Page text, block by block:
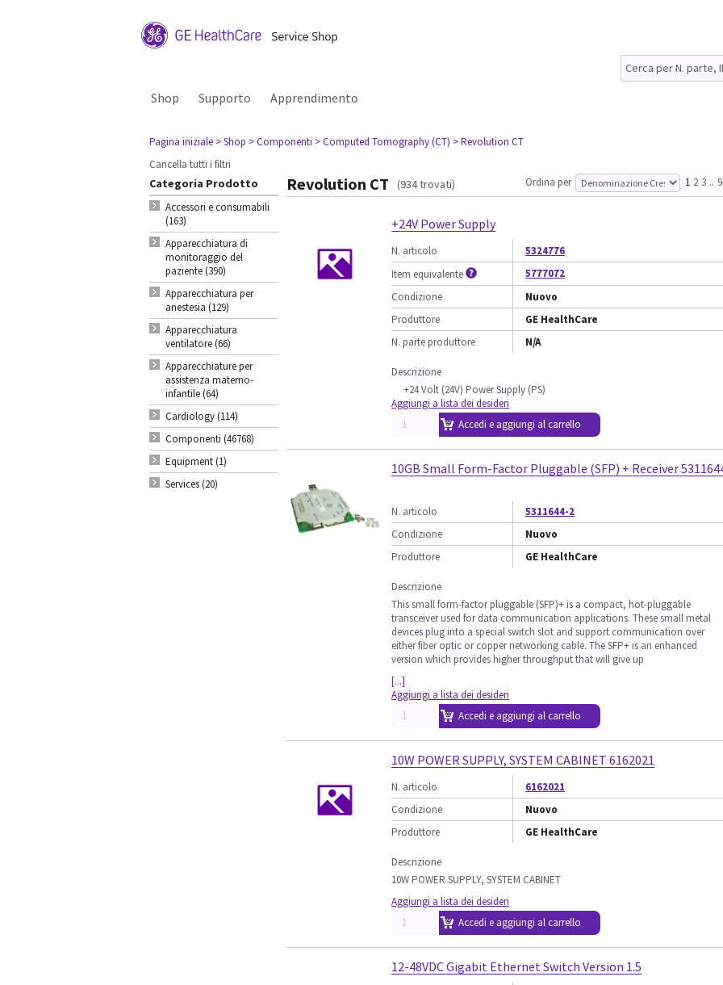
Shop Supporto Apprendimento
Pagina iniziale > Shop > Componenti > Computed Tomography (CT) > Revolution CT
Cancella tutti i filtri
Categoria Prodotto
Accessori e consumabili
(163)
Apparecchiatura di
monitoraggio del
paziente (390)
Apparecchiatura per
anestesia (129)
Apparecchiatura
ventilatore (66)
Apparecchiature per
assistenza materno-
infantile (64)
Cardiology (114)
Componenti (46768)
Equipment (1)
Services (20)
Revolution CT (934 trovati) Ordina per 1 2 3 ..
+24V Power Supply
N. articolo
5324776
Item equivalente
5777072
Condizione
Nuovo
Produttore
GE HealthCare
N. parte produttore
N/A
Descrizione
+24 Volt (24V) Power Supply (PS)
Aggiungi a lista dei desideri
Accedi e aggiungi al carrello
10GB Small Form-Factor Pluggable (SFP) + Receiver
N. articolo
5311644-2
Condizione
Nuovo
Produttore
GE HealthCare
Descrizione
This small form-factor pluggable (SFP)+ is a compact, hot-pluggable
transceiver used for data communication applications. These small metal
devices plug into a special switch slot and support communication over
either fiber optic or copper networking cable. The SFP+ is an enhanced
version which provides higher throughput that will give up
[...]
Aggiungi a lista dei desideri
Accedi e aggiungi al carrello
10W POWER SUPPLY, SYSTEM CABINET 6162021
N. articolo
6162021
Condizione
Nuovo
Produttore
GE HealthCare
Descrizione
10W POWER SUPPLY, SYSTEM CABINET
Aggiungi a lista dei desideri
Accedi e aggiungi al carrello
12-48VDC Gigabit Ethernet Switch Version 1.5